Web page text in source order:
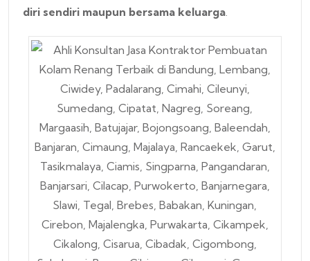
diri sendiri maupun bersama keluarga